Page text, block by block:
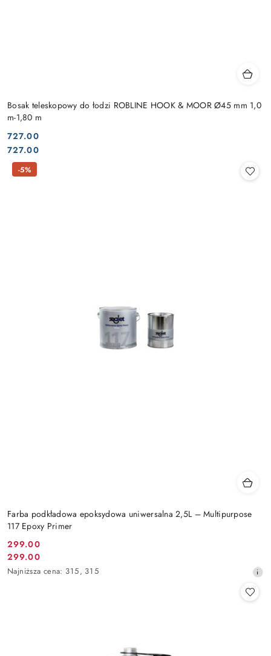
Bosak teleskopowy do łodzi ROBLINE HOOK & MOOR Ø45 mm 1,0
m-1,80 m
Cena:
727.00
Cena:
727.00
Farba podkładowa epoksydowa uniwersalna 2,5L – Multipurpose
117 Epoxy Primer
Cena
promocyjna:
299.00
Cena
promocyjna:
299.00
Najniższa
Najniższa cena: 315, 315
-5%